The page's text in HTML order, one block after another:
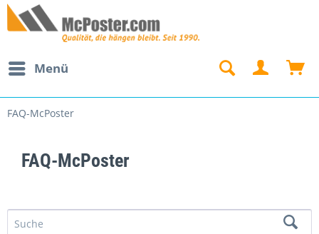
Menü
FAQ-McPoster
FAQ-McPoster